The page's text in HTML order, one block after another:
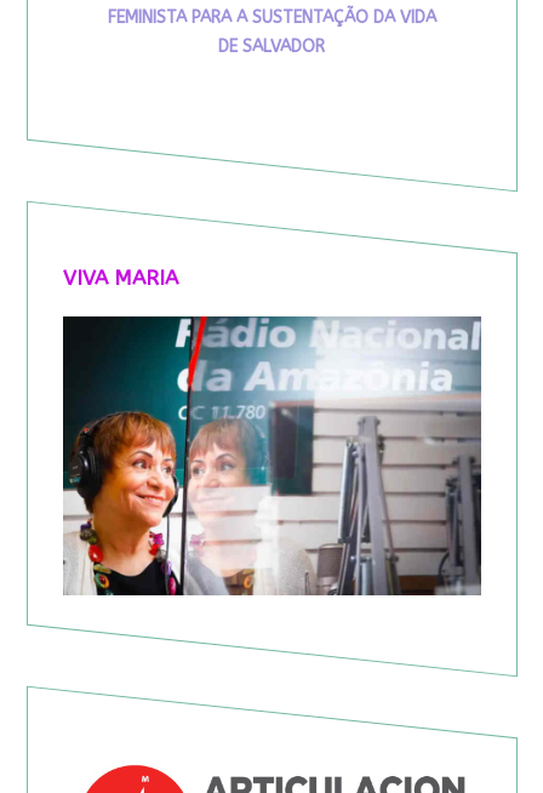
FEMINISTA PARA A SUSTENTAÇÃO DA VIDA
DE SALVADOR
VIVA MARIA